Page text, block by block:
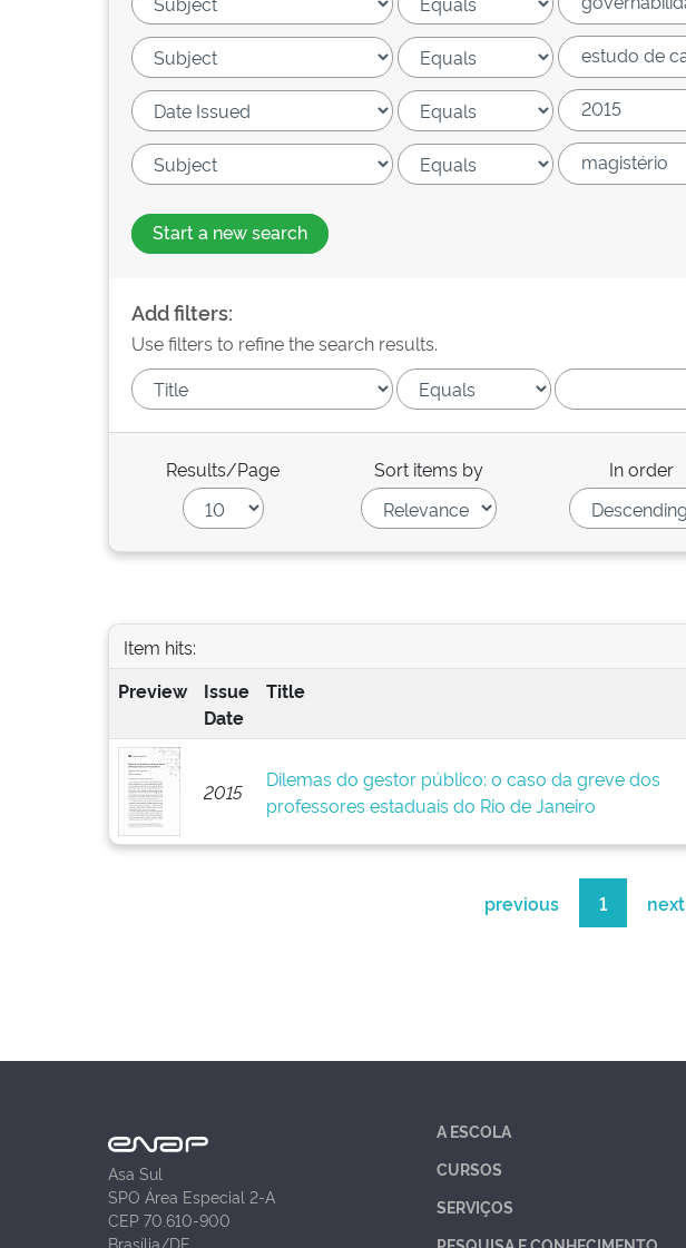
Start a new search
Add filters:
Use filters to refine the search results.
Results/Page Sort items by In order
Item hits:
Preview
Issue
Date
Title
2015
Dilemas do gestor público: o caso da greve dos
professores estaduais do Rio de Janeiro
previous 1 next
Asa Sul
SPO Área Especial 2-A
CEP 70.610-900
Brasília/DF
A ESCOLA
CURSOS
SERVIÇOS